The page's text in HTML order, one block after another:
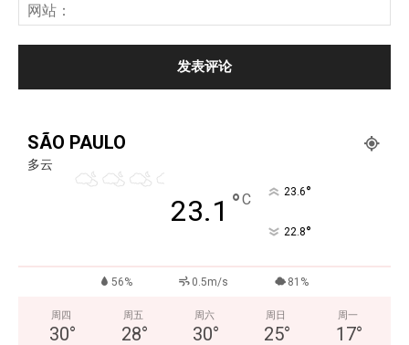
SÃO PAULO
多云
23.1 °C 23.6°
22.8°
56% 0.5m/s 81%
周四
30°
周五
28°
周六
30°
周日
25°
周一
17°